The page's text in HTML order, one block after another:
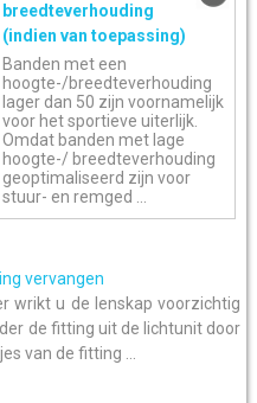
breedteverhouding
(indien van toepassing)
Banden met een
hoogte-/breedteverhouding
lager dan 50 zijn voornamelijk
voor het sportieve uiterlijk.
Omdat banden met lage
hoogte-/ breedteverhouding
geoptimaliseerd zijn voor
stuur- en remged ...
vervangen
wrikt u de lenskap voorzichtig
de fitting uit de lichtunit door
van de fitting ...